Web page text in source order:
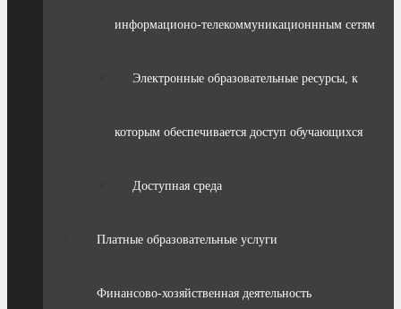
информационо-телекоммуникационнным сетям
Электронные образовательные ресурсы, к
которым обеспечивается доступ обучающихся
Доступная среда
Платные образовательные услуги
Финансово-хозяйственная деятельность